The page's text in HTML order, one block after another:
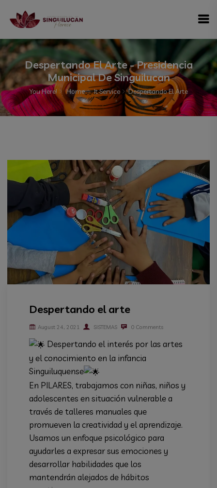
Despertando El Arte - Presidencia
Municipal De Singuilucan
You Here! Home It Service Despertando El Arte
Despertando el arte
August 24, 2021 SISTEMAS 0 Comments
Despertando el interés por las artes
y el conocimiento en la infancia
Singuiluquense
En PILARES, trabajamos con niñas, niños y
adolescentes en situación vulnerable a
través de talleres manuales que
promueven la creatividad y el aprendizaje.
Usamos un enfoque psicológico para
ayudarles a expresar sus emociones y
desarrollar habilidades que los
mantendrán alejados de hábitos